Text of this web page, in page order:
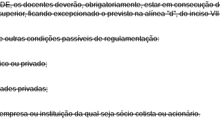
os docentes deverão, obrigatoriamente, estar em
ficando excepcionado o previsto na alínea "d", do inciso
outras condições passíveis de regulamentação:
ou privado;
privadas;
ou instituição da qual seja sócio cotista ou acionário.